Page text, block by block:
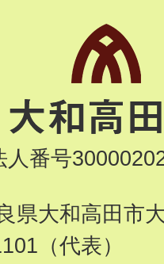
人番号
大和高田市
（代表）